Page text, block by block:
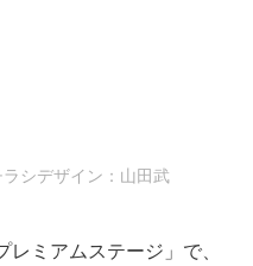
シデザイン：山田武
ミアムステージ」で、